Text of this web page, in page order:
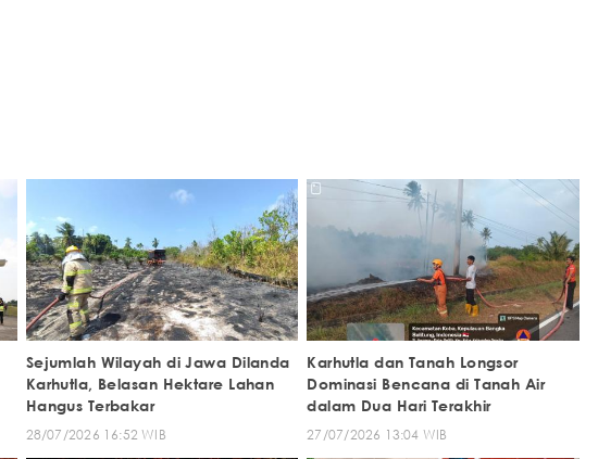
Sejumlah Wilayah di Jawa Dilanda
Karhutla, Belasan Hektare Lahan
Hangus Terbakar
28/07/2026 16:52 WIB
Karhutla dan Tanah Longsor
Dominasi Bencana di Tanah Air
dalam Dua Hari Terakhir
27/07/2026 13:04 WIB